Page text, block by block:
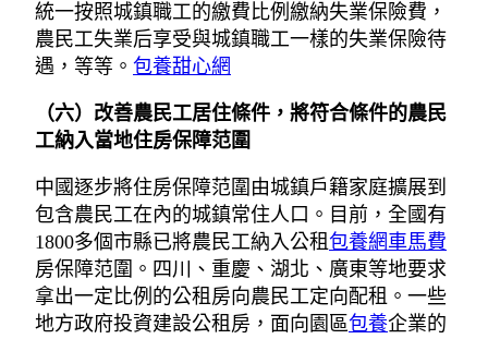
統一按照城鎮職工的繳費比例繳納失業保險費，
農民工失業后享受與城鎮職工一樣的失業保險待
遇，等等。 包養甜心網
（六）改善農民工居住條件，將符合條件的農民
工納入當地住房保障范圍
中國逐步將住房保障范圍由城鎮戶籍家庭擴展到
包含農民工在內的城鎮常住人口。目前，全國有
1800多個市縣已將農民工納入公租包養網車馬費
房保障范圍。四川、重慶、湖北、廣東等地要求
拿出一定比例的公租房向農民工定向配租。一些
地方政府投資建設公租房，面向園區包養企業的